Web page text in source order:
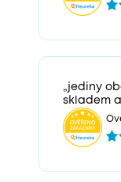
„jediny
skladem